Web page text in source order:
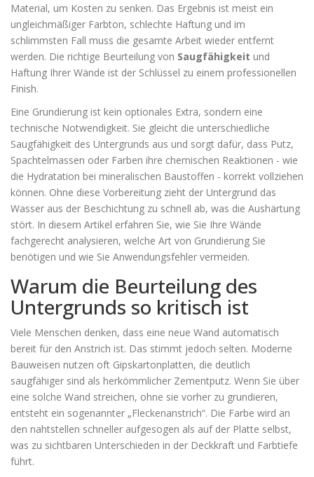
Material, um Kosten zu senken. Das Ergebnis ist meist ein
ungleichmäßiger Farbton, schlechte Haftung und im
schlimmsten Fall muss die gesamte Arbeit wieder entfernt
werden. Die richtige Beurteilung von Saugfähigkeit und
Haftung Ihrer Wände ist der Schlüssel zu einem professionellen
Finish.
Eine Grundierung ist kein optionales Extra, sondern eine
technische Notwendigkeit. Sie gleicht die unterschiedliche
Saugfähigkeit des Untergrunds aus und sorgt dafür, dass Putz,
Spachtelmassen oder Farben ihre chemischen Reaktionen - wie
die Hydratation bei mineralischen Baustoffen - korrekt vollziehen
können. Ohne diese Vorbereitung zieht der Untergrund das
Wasser aus der Beschichtung zu schnell ab, was die Aushärtung
stört. In diesem Artikel erfahren Sie, wie Sie Ihre Wände
fachgerecht analysieren, welche Art von Grundierung Sie
benötigen und wie Sie Anwendungsfehler vermeiden.
Warum die Beurteilung des
Untergrunds so kritisch ist
Viele Menschen denken, dass eine neue Wand automatisch
bereit für den Anstrich ist. Das stimmt jedoch selten. Moderne
Bauweisen nutzen oft Gipskartonplatten, die deutlich
saugfähiger sind als herkömmlicher Zementputz. Wenn Sie über
eine solche Wand streichen, ohne sie vorher zu grundieren,
entsteht ein sogenannter „Fleckenanstrich“. Die Farbe wird an
den nahtstellen schneller aufgesogen als auf der Platte selbst,
was zu sichtbaren Unterschieden in der Deckkraft und Farbtiefe
führt.